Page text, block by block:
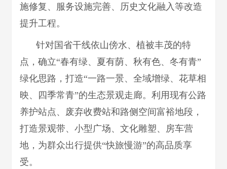
施修复、服务设施完善、历史文化融入等改造
提升工程。
针对国省干线依山傍水、植被丰茂的特
点，确立“春有绿、夏有荫、秋有色、冬有青”
绿化思路，打造“一路一景、全域增绿、花草相
映、四季常青”的生态景观走廊。利用现有公路
养护站点、废弃收费站和路侧空间富裕地段，
打造景观带、小型广场、文化雕塑、房车营
地，为群众出行提供“快旅慢游”的高品质享
受。